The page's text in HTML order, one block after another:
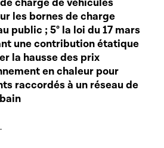
les bornes de charge
public ; 5° la loi du 17 mars
une contribution étatique
la hausse des prix
en chaleur pour
raccordés à un réseau de